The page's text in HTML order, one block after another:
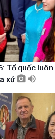
Nông
Tin
đảo
Mùa vàng
Tâm
đảo
Tìm
Nam
Tổ quốc
xứ